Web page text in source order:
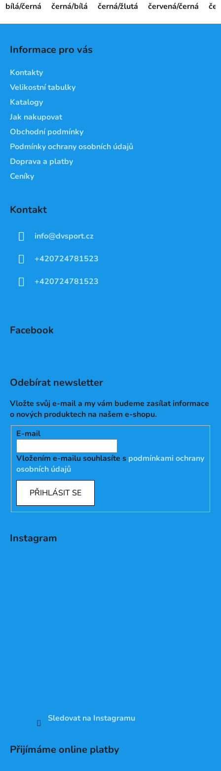
bílá/černá černá/bílá černá/žlutá červená/černá
Informace pro vás
Kontakty
Velikostní tabulky
Katalogy
Jak nakupovat
Obchodní podmínky
Podmínky ochrany osobních údajů
Doprava a platby
Ceníky
Kontakt
info@dvsport.cz
+420724781523
+420724781523
Facebook
Odebírat newsletter
Vložte svůj e-mail a my vám budeme zasílat informace
o nových produktech na našem e-shopu.
E-mail
Vložením e-mailu souhlasíte s podmínkami ochrany
osobních údajů
PŘIHLÁSIT SE
Instagram
Sledovat na Instagramu
Přijímáme online platby